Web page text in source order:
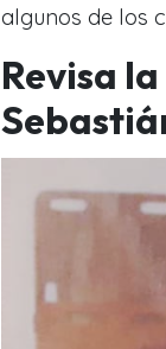
algunos de los
Revisa